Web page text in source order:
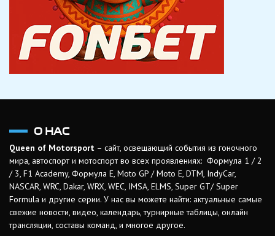
О НАС
Queen of Motorsport – сайт, освещающий события из гоночного
мира, автоспорт и мотоспорт во всех проявлениях: Формула 1 / 2
/ 3, F1 Academy, Формула Е, Moto GP / Moto E, DTM, IndyCar,
NASCAR, WRC, Dakar, WRX, WEC, IMSA, ELMS, Super GT/ Super
Formula и другие серии. У нас вы можете найти: актуальные самые
свежие новости, видео, календарь, турнирные таблицы, онлайн
трансляции, составы команд, и многое другое.